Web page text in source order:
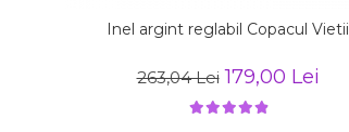
Inel argint reglabil Copacul Vietii
263,04 Lei 179,00 Lei